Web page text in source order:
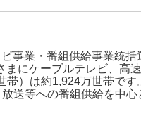
事業・番組供給事業統括
にケーブルテレビ、高
帯）は約1,924万世帯です
送等への番組供給を中心